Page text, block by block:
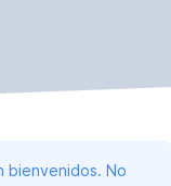
bienvenidos. No